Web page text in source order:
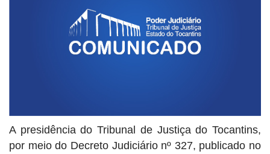
A presidência do Tribunal de Justiça do Tocantins,
por meio do Decreto Judiciário nº 327, publicado no